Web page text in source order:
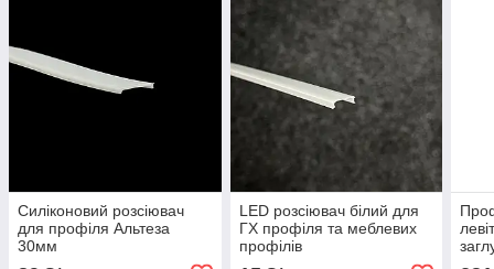
Силіконовий розсіювач
для профіля Альтеза
30мм
LED розсіювач білий для
ГХ профіля та меблевих
профілів